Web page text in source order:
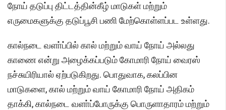
நோய் தடுப்பு திட்டத்தின்கீழ் மாடுகள் மற்றும்
எருமைகளுக்கு தடுப்பூசி பணி மேற்கொள்ளப்பட உள்ளது.
கால்நடை வளா்ப்பில் கால் மற்றும் வாய் நோய் அல்லது
காணை என்று அழைக்கப்படும் கோமாரி நோய் வைரஸ்
நச்சுயிரியால் ஏற்படுகிறது. பொதுவாக, கலப்பின
மாடுகளை, கால் மற்றும் வாய் கோமாரி நோய் அதிகம்
தாக்கி, கால்நடை வளா்ப்போருக்கு பொருளாதாரம் மற்றும்